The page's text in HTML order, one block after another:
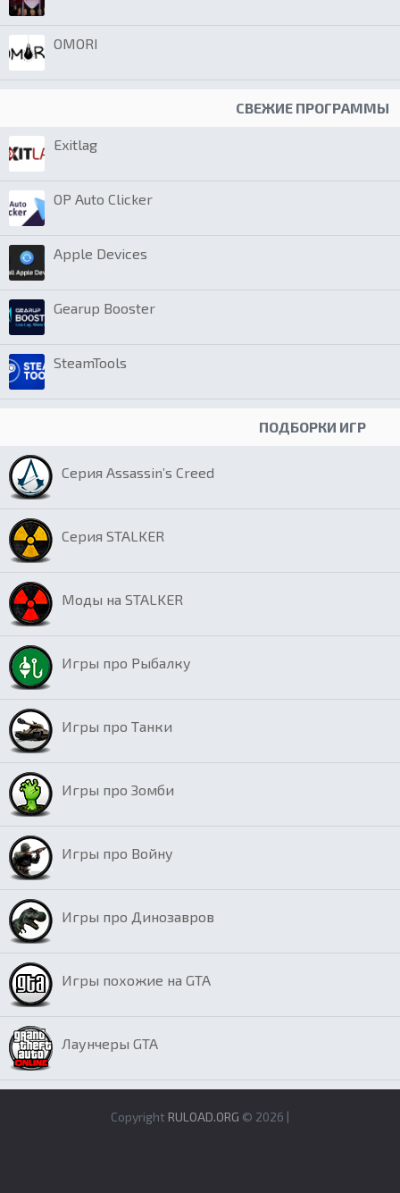
OMORI
СВЕЖИЕ ПРОГРАММЫ
Exitlag
OP Auto Clicker
Apple Devices
Gearup Booster
SteamTools
ПОДБОРКИ ИГР
Серия Assassin’s Creed
Серия STALKER
Моды на STALKER
Игры про Рыбалку
Игры про Танки
Игры про Зомби
Игры про Войну
Игры про Динозавров
Игры похожие на GTA
Лаунчеры GTA
Copyright RULOAD.ORG © 2026 |